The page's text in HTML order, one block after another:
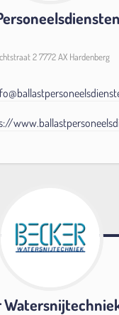
2 7772 AX Hardenberg